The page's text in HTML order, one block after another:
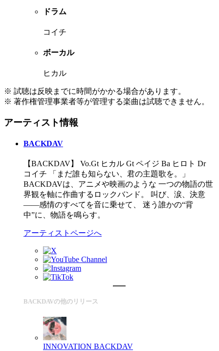
ドラム
コイチ
ボーカル
ヒカル
※ 試聴は反映までに時間がかかる場合があります。
※ 著作権管理事業者等が管理する楽曲は試聴できません。
アーティスト情報
BACKDAV
【BACKDAV】 Vo.Gt ヒカル Gt ペイジ Ba ヒロト Dr
コイチ 「まだ誰も知らない、君の主題歌を。」
BACKDAVは、アニメや映画のような 一つの物語の世
界観を軸に作曲するロックバンド。 叫び、涙、決意
――感情のすべてを音に乗せて、 迷う誰かの“背
中”に、物語を鳴らす。
アーティストページへ
BACKDAVの他のリリース
INNOVATION BACKDAV